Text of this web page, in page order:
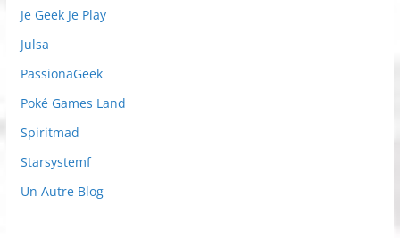
Je Geek Je Play
Julsa
PassionaGeek
Poké Games Land
Spiritmad
Starsystemf
Un Autre Blog